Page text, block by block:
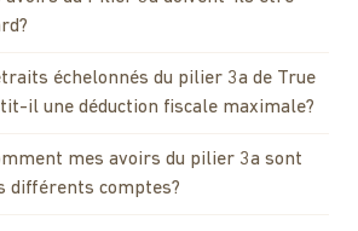
échelonnés du pilier 3a de True
il une déduction fiscale maximale?
mes avoirs du pilier 3a sont
différents comptes?